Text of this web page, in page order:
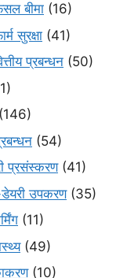
बीमा (16)
सुरक्षा (41)
प्रबन्धन (50)
(146)
(54)
प्रसंस्करण(41)
उपकरण(35)
(11)
(49)
(10)